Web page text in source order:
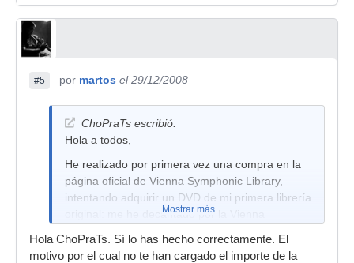
#5 por martos el 29/12/2008
ChoPraTs escribió:
Hola a todos,
He realizado por primera vez una compra en la
página oficial de Vienna Symphonic Library,
intentando adquirir un DVD de mi primera librería
original: me he decantado por la Vienna
Extended).
Mostrar más
Hola ChoPraTs. Sí lo has hecho correctamente. El
motivo por el cual no te han cargado el importe de la